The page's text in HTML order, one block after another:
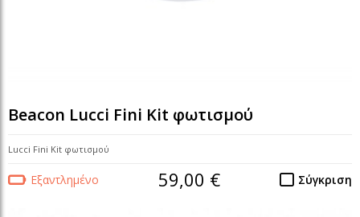
Beacon Lucci Fini Kit φωτισμού
Lucci Fini Kit φωτισμού
Εξαντλημένο Σύγκριση
59,00 €